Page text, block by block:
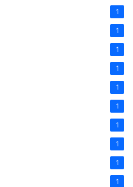
1
1
1
1
1
1
1
1
1
1